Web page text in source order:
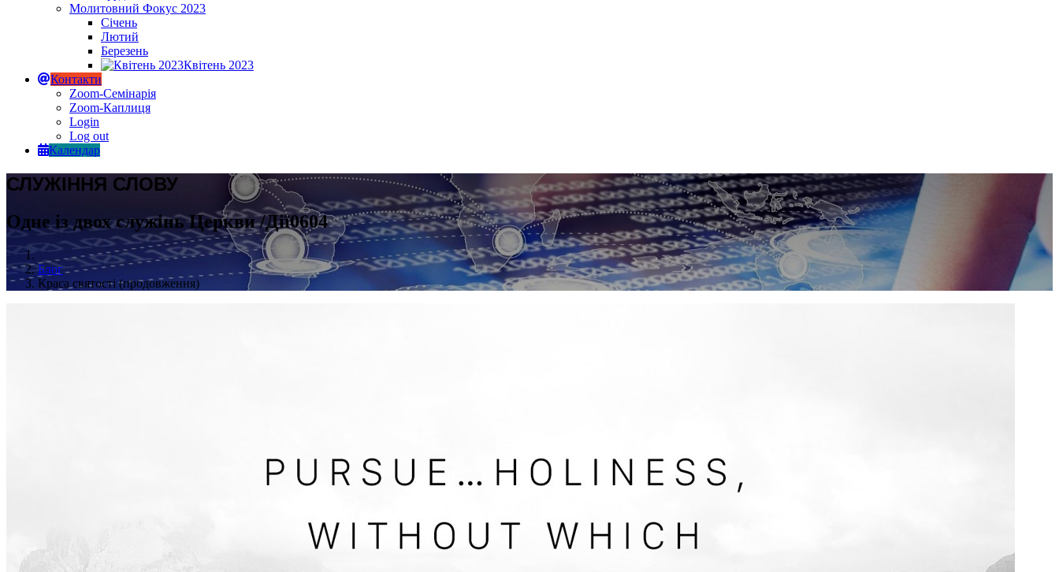
Молитовний Фокус 2023
Січень
Лютий
Березень
Квітень 2023
Контакти
Zoom-Семінарія
Zoom-Каплиця
Login
Log out
Календар
СЛУЖІННЯ СЛОВУ
Одне із двох служінь Церкви /Дії0604
Блог
Краса святості (продовження)